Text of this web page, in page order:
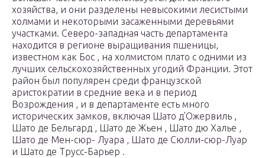
хозяйства, и они разделены невысокими лесистыми
холмами и некоторыми засаженными деревьями
участками. Северо-западная часть департамента
находится в регионе выращивания пшеницы,
известном как Бос , на холмистом плато с одними из
лучших сельскохозяйственных угодий Франции. Этот
район был популярен среди французской
аристократии в средние века и в период
Возрождения , и в департаменте есть много
исторических замков, включая Шато д’Ожервиль ,
Шато де Бельгард , Шато де Жьен , Шато дю Халье ,
Шато де Мен-сюр- Луара , Шато де Сюлли-сюр-Луар
и Шато де Трусс-Барьер .